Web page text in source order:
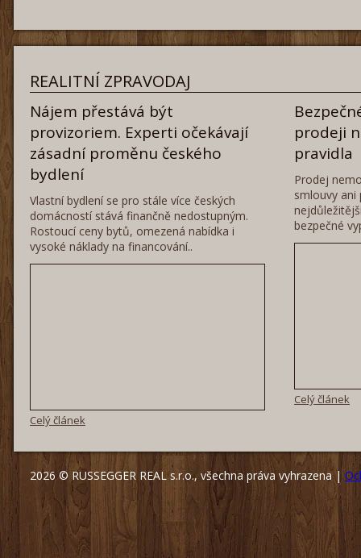
REALITNÍ ZPRAVODAJ
Nájem přestává být
provizoriem. Experti očekávají
zásadní proměnu českého
bydlení
Vlastní bydlení se pro stále více českých
domácností stává finančně nedostupným.
Rostoucí ceny bytů, omezená nabídka i
vysoké náklady na financování..
Celý článek
prodeji
pravidla
Prodej
smlouvy ani
bezpečné
Celý článek
2026 © RUSSEGGER REAL s.r.o., všechna práva vyhrazena |